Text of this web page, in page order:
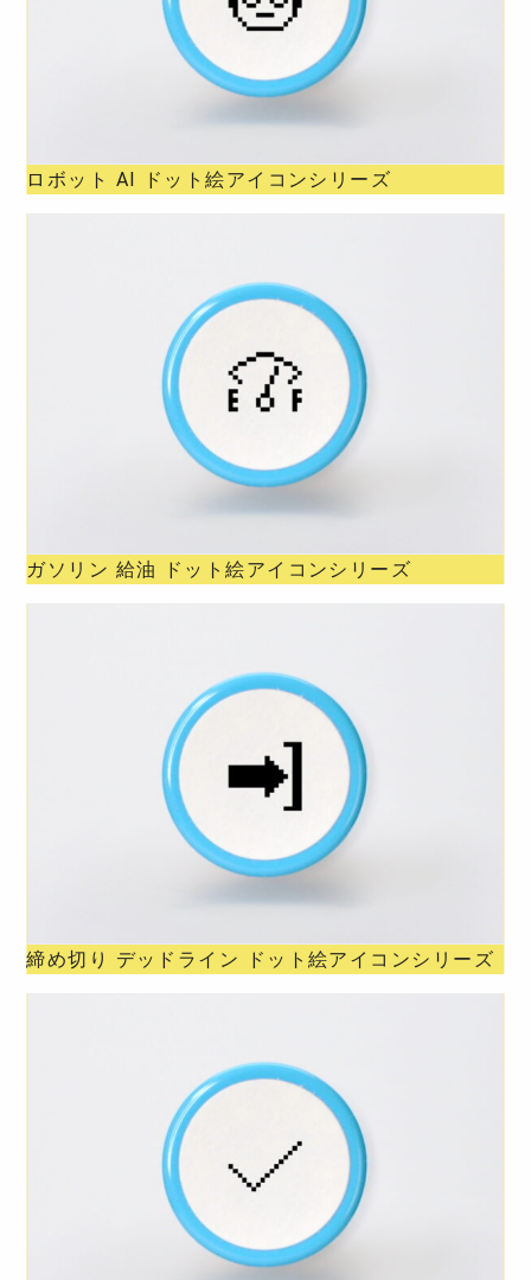
ロボット AI ドット絵アイコンシリーズ
ガソリン 給油 ドット絵アイコンシリーズ
締め切り デッドライン ドット絵アイコンシリーズ